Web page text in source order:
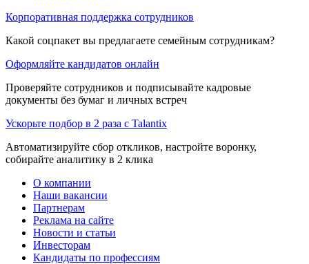
Корпоративная поддержка сотрудников
Какой соцпакет вы предлагаете семейным сотрудникам?
Оформляйте кандидатов онлайн
Проверяйте сотрудников и подписывайте кадровые
документы без бумаг и личных встреч
Ускорьте подбор в 2 раза с Talantix
Автоматизируйте сбор откликов, настройте воронку,
собирайте аналитику в 2 клика
О компании
Наши вакансии
Партнерам
Реклама на сайте
Новости и статьи
Инвесторам
Кандидаты по профессиям